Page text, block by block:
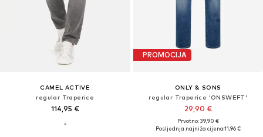
CAMEL ACTIVE
regular Traperice
114,95 €
PROMOCIJA
ONLY & SONS
regular Traperice 'ONSWEFT'
29,90 €
Prvotno: 39,90 €
Posljednja najniža cijena:11,96 €